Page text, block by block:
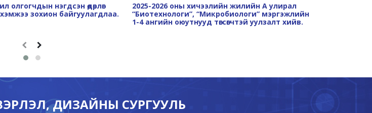
нэгдсэн өдөрлөг
хэмжээ зохион байгуулагдлаа.
2025-2026 оны хичээлийн жилийн А улирал
“Биотехнологи”, “Микробиологи” мэргэжлийн
1-4 ангийн оюутнууд төгсөгчтэй уулзалт хийв.
ДИЗАЙНЫ СУРГУУЛЬ